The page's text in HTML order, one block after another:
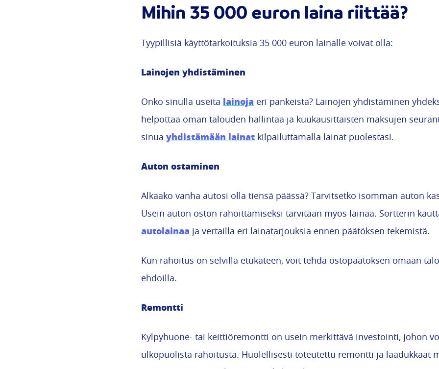
Mihin 35 000 euron laina riittää?
Tyypillisiä käyttötarkoituksia 35 000 euron lainalle voivat olla:
Lainojen yhdistäminen
Onko sinulla useita lainoja eri pankeista? Lainojen yhdistäminen
helpottaa oman talouden hallintaa ja kuukausittaisten maksujen
sinua yhdistämään lainat kilpailuttamalla lainat puolestasi.
Auton ostaminen
Alkaako vanha autosi olla tiensä päässä? Tarvitsetko isomman auton
Usein auton oston rahoittamiseksi tarvitaan myös lainaa. Sortterin
autolainaa ja vertailla eri lainatarjouksia ennen päätöksen tekemistä.
Kun rahoitus on selvillä etukäteen, voit tehdä ostopäätöksen omaan
ehdoilla.
Remontti
Kylpyhuone- tai keittiöremontti on usein merkittävä investointi, johon
ulkopuolista rahoitusta. Huolellisesti toteutettu remontti ja laadukkaat